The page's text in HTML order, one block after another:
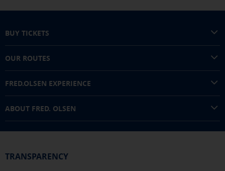
BUY TICKETS
OUR ROUTES
FRED.OLSEN EXPERIENCE
ABOUT FRED. OLSEN
TRANSPARENCY